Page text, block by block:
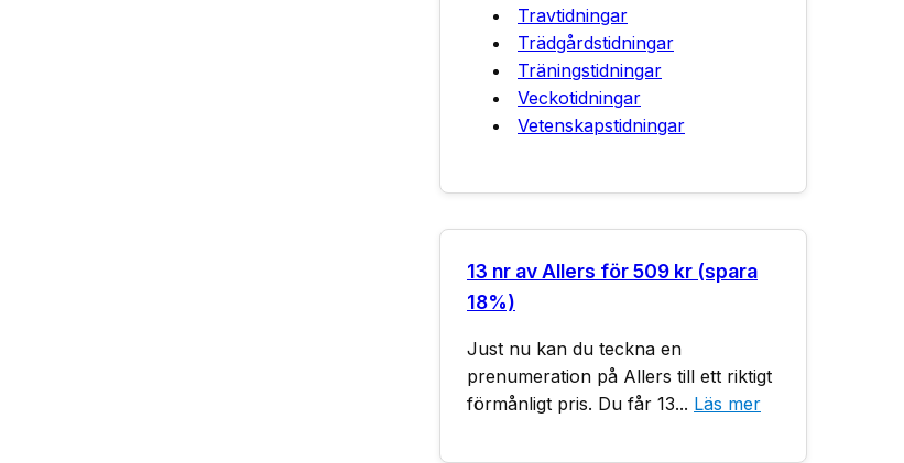
Travtidningar
Trädgårdstidningar
Träningstidningar
Veckotidningar
Vetenskapstidningar
13 nr av Allers för 509 kr (spara
18%)
Just nu kan du teckna en
prenumeration på Allers till ett riktigt
förmånligt pris. Du får 13... Läs mer